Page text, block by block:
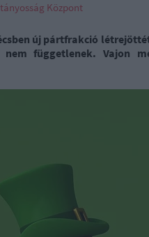
Központ
új pártfrakció
nem függetlenek. Vajon